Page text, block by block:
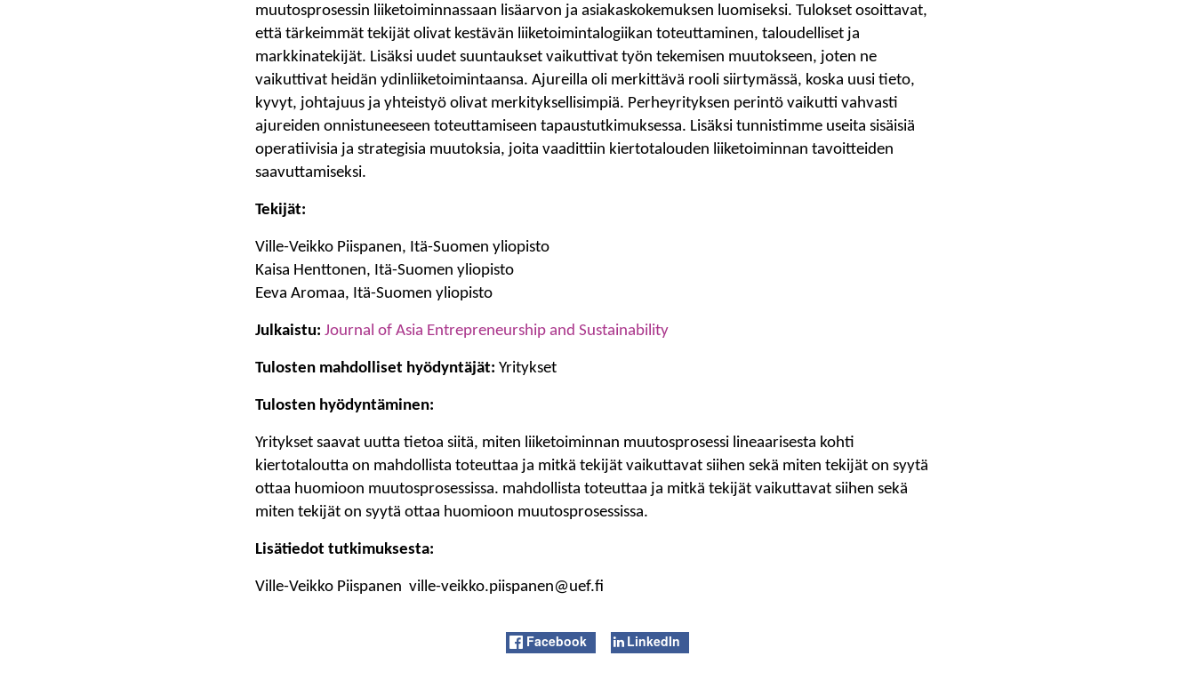
muutosprosessin liiketoiminnassaan lisäarvon ja asiakaskokemuksen luomiseksi. Tulokset osoittavat,
että tärkeimmät tekijät olivat kestävän liiketoimintalogiikan toteuttaminen, taloudelliset ja
markkinatekijät. Lisäksi uudet suuntaukset vaikuttivat työn tekemisen muutokseen, joten ne
vaikuttivat heidän ydinliiketoimintaansa. Ajureilla oli merkittävä rooli siirtymässä, koska uusi tieto,
kyvyt, johtajuus ja yhteistyö olivat merkityksellisimpiä. Perheyrityksen perintö vaikutti vahvasti
ajureiden onnistuneeseen toteuttamiseen tapaustutkimuksessa. Lisäksi tunnistimme useita sisäisiä
operatiivisia ja strategisia muutoksia, joita vaadittiin kiertotalouden liiketoiminnan tavoitteiden
saavuttamiseksi.
Tekijät:
Ville-Veikko Piispanen, Itä-Suomen yliopisto
Kaisa Henttonen, Itä-Suomen yliopisto
Eeva Aromaa, Itä-Suomen yliopisto
Julkaistu: Journal of Asia Entrepreneurship and Sustainability
Tulosten mahdolliset hyödyntäjät: Yritykset
Tulosten hyödyntäminen:
Yritykset saavat uutta tietoa siitä, miten liiketoiminnan muutosprosessi lineaarisesta kohti
kiertotaloutta on mahdollista toteuttaa ja mitkä tekijät vaikuttavat siihen sekä miten tekijät on syytä
ottaa huomioon muutosprosessissa. mahdollista toteuttaa ja mitkä tekijät vaikuttavat siihen sekä
miten tekijät on syytä ottaa huomioon muutosprosessissa.
Lisätiedot tutkimuksesta:
Ville-Veikko Piispanen ville-veikko.piispanen@uef.fi
Facebook LinkedIn